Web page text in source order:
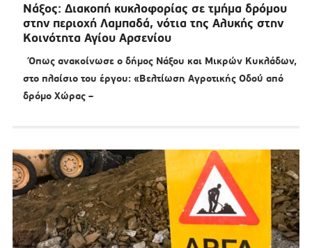
Νάξος: Διακοπή κυκλοφορίας σε τμήμα δρόμου
στην περιοχή Λαμπαδά, νότια της Αλυκής στην
Κοινότητα Αγίου Αρσενίου
Όπως ανακοίνωσε ο δήμος Νάξου και Μικρών Κυκλάδων,
στο πλαίσιο του έργου: «Βελτίωση Αγροτικής Οδού από
δρόμο Χώρας –